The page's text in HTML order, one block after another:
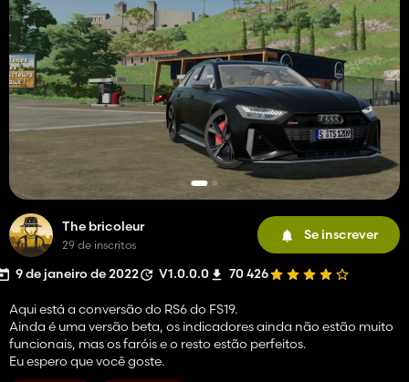
The bricoleur
29 de inscritos
Se inscrever
9 de janeiro de 2022 V1.0.0.0 70 426
Aqui está a conversão do RS6 do FS19.
Ainda é uma versão beta, os indicadores ainda não estão muito
funcionais, mas os faróis e o resto estão perfeitos.
Eu espero que você goste.